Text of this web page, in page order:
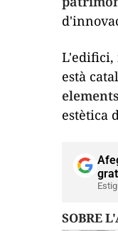
L'edifici,
està
estètica
SOBRE